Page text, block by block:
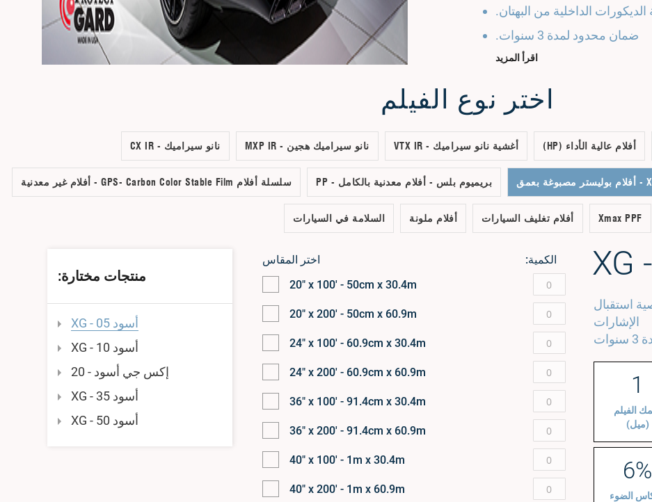
الداخلية من البهتان.
ضمان محدود لمدة 3 سنوات.
اقرأ المزيد
اختر نوع الفيلم
CX IR - نانو سيراميك MXP IR - نانو سيراميك هجين VTX IR - أغشية نانو سيراميك أفلام عالية الأداء (HP)
سلسلة أفلام GPS- Carbon Color Stable Film - أفلام غير معدنية PP - بريميوم بلس - أفلام معدنية بالكامل
السلامة في السيارات أفلام ملونة أفلام تغليف السيارات Xmax PPF
منتجات مختارة:
أسود XG - 05
أسود XG - 10
إكس جي أسود - 20
أسود XG - 35
أسود XG - 50
استقبال
الإشارات
1
الفيلم
(ميل)
6%
الضوء
انتقل
انتقل
اختر المقاس
الكمية:
20" x 100' - 50cm x 30.4m
20" x 200' - 50cm x 60.9m
24" x 100' - 60.9cm x 30.4m
24" x 200' - 60.9cm x 60.9m
36" x 100' - 91.4cm x 30.4m
36" x 200' - 91.4cm x 60.9m
40" x 100' - 1m x 30.4m
40" x 200' - 1m x 60.9m